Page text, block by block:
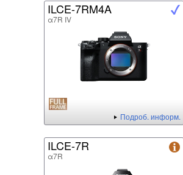
ILCE-7RM4A
α7R IV
Подроб. информ.
ILCE-7R
α7R